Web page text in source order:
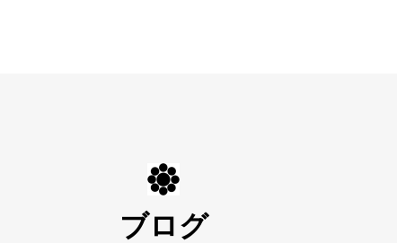
ブログ